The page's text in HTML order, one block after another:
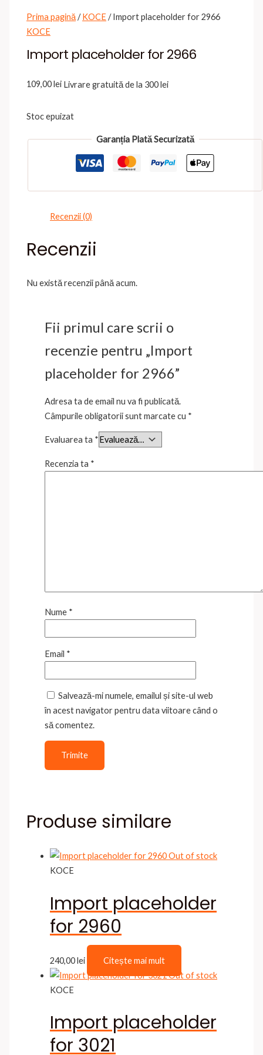
Prima pagină/KOCE / Import placeholder for 2966
KOCE
Import placeholder for 2966
109,00 lei Livrare gratuită de la 300 lei
Stoc epuizat
Garanția Plată Securizată
Recenzii (0)
Recenzii
Nu există recenzii până acum.
Fii primul care scrii o
recenzie pentru „Import
placeholder for 2966”
Adresa ta de email nu va fi publicată.
Câmpurile obligatorii sunt marcate cu *
Evaluarea ta *
Recenzia ta *
Nume *
Email *
Salvează-mi numele, emailul și site-ul web
în acest navigator pentru data viitoare când o
să comentez.
Produse similare
Out of stock
KOCE
Import placeholder
for 2960
240,00lei
Citește mai mult
Out of stock
KOCE
Import placeholder
for 3021